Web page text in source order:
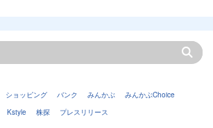
ショッピング バンク みんかぶ
みんかぶChoice
Kstyle
株探 プレスリリース